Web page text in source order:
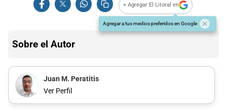
+ Agregar El Litoral en
Agregar a tus medios preferidos en Google
Sobre el Autor
Juan M. Peratitis
Ver Perfil